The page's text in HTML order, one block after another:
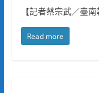
【記者蔡宗武／臺
Read more